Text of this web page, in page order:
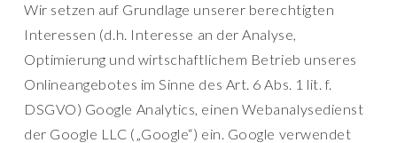
Wir setzen auf Grundlage unserer berechtigten
Interessen (d.h. Interesse an der Analyse,
Optimierung und wirtschaftlichem Betrieb unseres
Onlineangebotes im Sinne des Art. 6 Abs. 1 lit. f.
DSGVO) Google Analytics, einen Webanalysedienst
der Google LLC („Google“) ein. Google verwendet